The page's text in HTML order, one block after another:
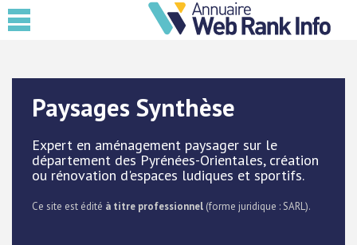
Paysages Synthèse
Expert en aménagement paysager sur le
département des Pyrénées-Orientales, création
ou rénovation d'espaces ludiques et sportifs.
Ce site est édité à titre professionnel (forme juridique : SARL).